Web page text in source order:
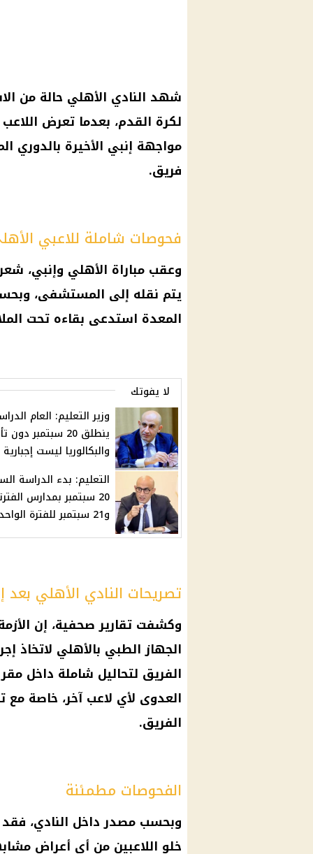
شهد النادي الأهلي حالة من
لكرة القدم، بعدما تعرض
مواجهة إنبي الأخيرة بالدوري
فريق.
فحوصات شاملة للاعبي
وعقب مباراة الأهلي وإنبي،
يتم نقله إلى المستشفى،
المعدة استدعى بقاءه تحت
لا يفوتك
وزير التعليم: العام
ينطلق 20 سبتمبر
والبكالوريا ليست إجبارية
التعليم: بدء الدراسة
20 سبتمبر بمدارس
و21 سبتمبر للفترة الواحدة
تصريحات النادي الأهلي بعد
وكشفت تقارير صحفية، إن
الجهاز الطبي بالأهلي لاتخاذ
الفريق لتحاليل شاملة داخل
العدوى لأي لاعب آخر، خاصة مع
الفريق.
الفحوصات مطمئنة
وبحسب مصدر داخل النادي،
خلو اللاعبين من أي أعراض